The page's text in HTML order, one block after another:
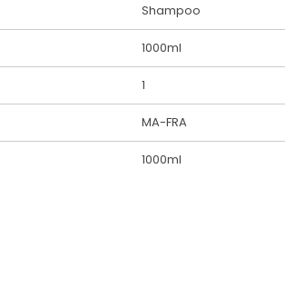
Shampoo
1000ml
1
MA-FRA
1000ml